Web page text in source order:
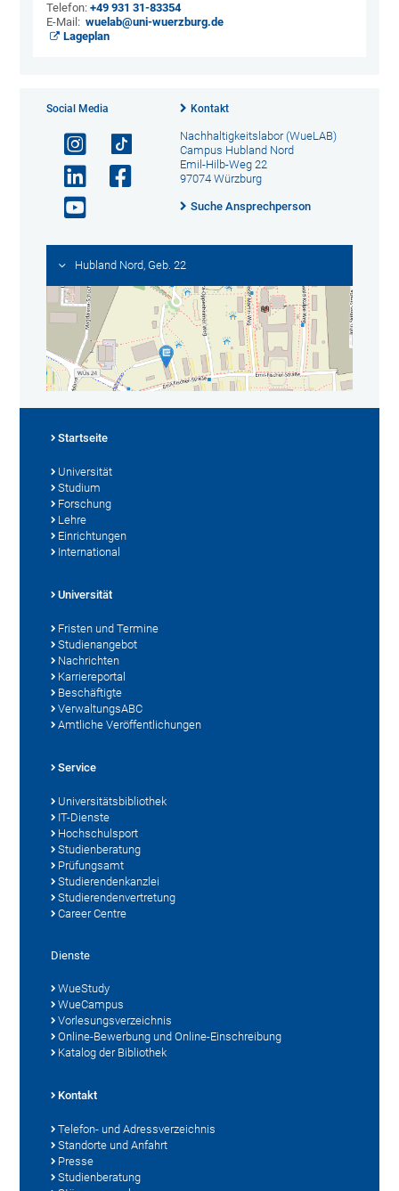
Telefon:+49 931 31-83354
E-Mail:wuelab@uni-wuerzburg.de
Lageplan
Social Media Kontakt
Nachhaltigkeitslabor (WueLAB)
Campus Hubland Nord
Emil-Hilb-Weg 22
97074 Würzburg
Suche Ansprechperson
Hubland Nord, Geb. 22
Startseite
Universität
Studium
Forschung
Lehre
Einrichtungen
International
Universität
Fristen und Termine
Studienangebot
Nachrichten
Karriereportal
Beschäftigte
VerwaltungsABC
Amtliche Veröffentlichungen
Service
Universitätsbibliothek
IT-Dienste
Hochschulsport
Studienberatung
Prüfungsamt
Studierendenkanzlei
Studierendenvertretung
Career Centre
Dienste
WueStudy
WueCampus
Vorlesungsverzeichnis
Online-Bewerbung und Online-Einschreibung
Katalog der Bibliothek
Kontakt
Telefon- und Adressverzeichnis
Standorte und Anfahrt
Presse
Studienberatung